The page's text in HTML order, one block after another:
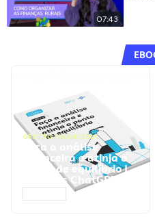
07:43
GESTÃO FINANCEIRA
Faça a análise
financeira e atinja o
ponto de equilíbrio |
Prompts ChatGPT